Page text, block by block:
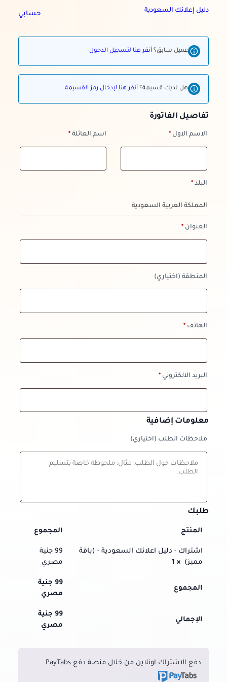
دليل إعلانك السعودية حسابي
عميل سابق؟ أنقر هنا لتسجيل الدخول
هل لديك قسيمة؟ أنقر هنا لإدخال رمز القسيمة
تفاصيل الفاتورة
الاسم الاول * اسم العائلة*
البلد *
المملكة العربية السعودية
العنوان *
المنطقة (اختياري)
الهاتف *
البريد الالكتروني *
معلومات إضافية
ملاحظات الطلب (اختياري)
طلبك
المنتج المجموع
اشتراك - دليل اعلانك السعودية - (باقة
مميز) × 1
99 جنية
مصري
المجموع
99 جنية
مصري
الإجمالي
99 جنية
مصري
دفع الاشتراك اونلاين من خلال منصة دفع PayTabs